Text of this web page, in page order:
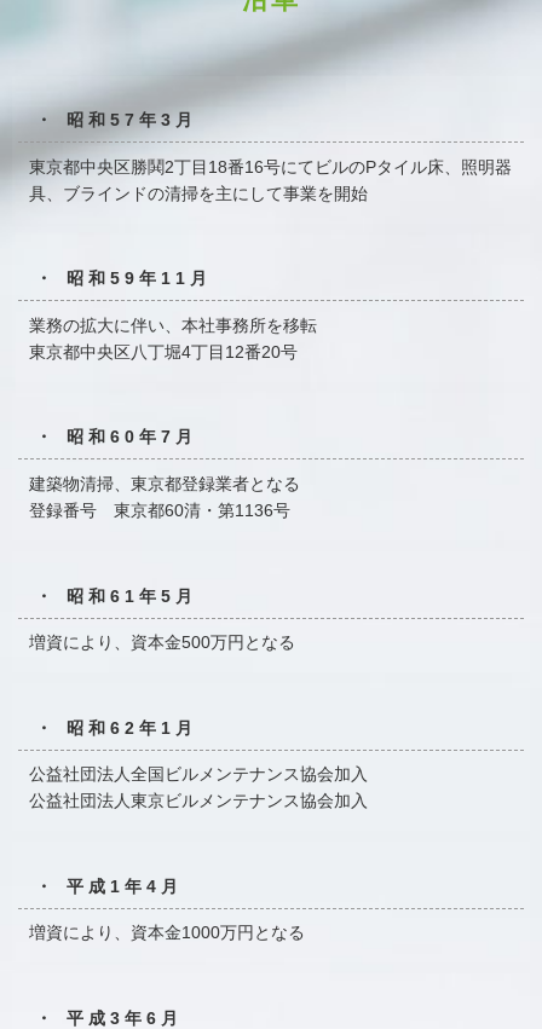
・ 昭和57年3月
東京都中央区勝鬨2丁目18番16号にてビルのPタイル床、 照明器
具、ブラインドの清掃を主にして事業を開始
・ 昭和59年11月
業務の拡大に伴い、本社事務所を移転
東京都中央区八丁堀4丁目12番20号
・ 昭和60年7月
建築物清掃、東京都登録業者となる
登録番号 東京都60清・第1136号
・ 昭和61年5月
増資により、資本金500万円となる
・ 昭和62年1月
公益社団法人全国ビルメンテナンス協会加入
公益社団法人東京ビルメンテナンス協会加入
・ 平成1年4月
増資により、資本金1000万円となる
・ 平成3年6月